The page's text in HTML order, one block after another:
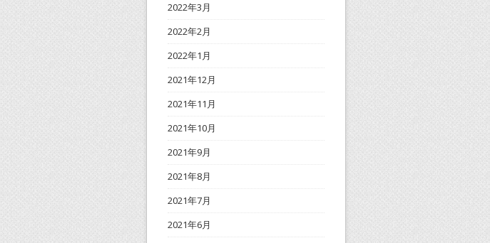
2022年3月
2022年2月
2022年1月
2021年12月
2021年11月
2021年10月
2021年9月
2021年8月
2021年7月
2021年6月